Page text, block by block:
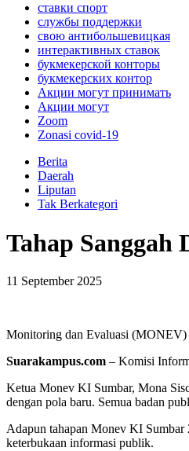
ставки спорт
службы поддержки
свою антибольшевицкая
интерактивных ставок
букмекерской конторы
букмекерских контор
Акции могут принимать
Акции могут
Zoom
Zonasi covid-19
Berita
Daerah
Liputan
Tak Berkategori
Tahap Sanggah
11 September 2025
Monitoring dan Evaluasi (MONEV)
Suarakampus.com – Komisi
Ketua Monev KI Sumbar, Mona
dengan pola baru. Semua badan
Adapun tahapan Monev KI Sumbar
keterbukaan informasi publik.